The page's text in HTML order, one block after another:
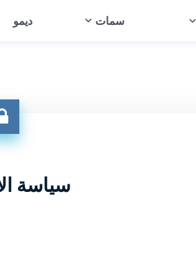
سمات ديمو
سياسة